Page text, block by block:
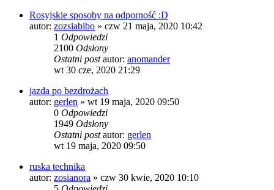
Rosyjskie sposoby na odporność :D
autor: zozsiabibo » czw 21 maja, 2020 10:42
1 Odpowiedzi
2100 Odsłony
Ostatni postautor: anomander
wt 30 cze, 2020 21:29
jazda po bezdrożach
autor: gerlen » wt 19 maja, 2020 09:50
0 Odpowiedzi
1949 Odsłony
Ostatni postautor: gerlen
wt 19 maja, 2020 09:50
ruska technika
autor: zosianora » czw 30 kwie, 2020 10:10